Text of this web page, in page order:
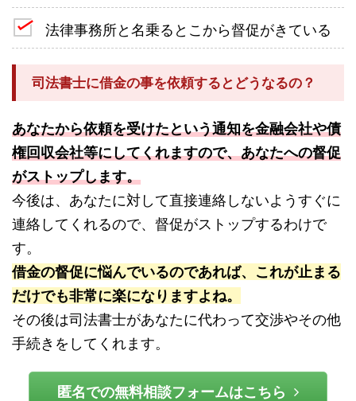
法律事務所と名乗るとこから督促がきている
司法書士に借金の事を依頼するとどうなるの？
あなたから依頼を受けたという通知を金融会社や債
権回収会社等にしてくれますので、あなたへの督促
がストップします。
今後は、あなたに対して直接連絡しないようすぐに
連絡してくれるので、督促がストップするわけで
す。
借金の督促に悩んでいるのであれば、これが止まる
だけでも非常に楽になりますよね。
その後は司法書士があなたに代わって交渉やその他
手続きをしてくれます。
匿名での無料相談フォームはこちら